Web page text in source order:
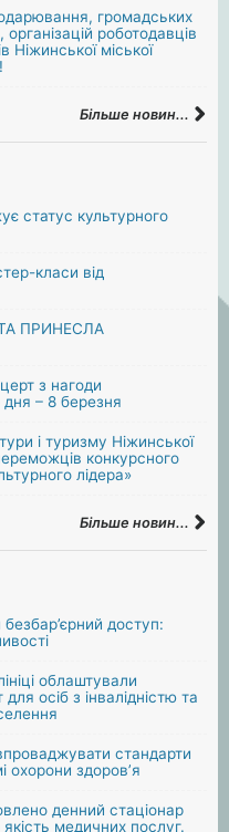
громадських
організацій роботодавців
Ніжинської міської
Більше новин...
статус культурного
класи від
ПРИНЕСЛА
з нагоди
– 8 березня
і туризму Ніжинської
конкурсного
лідера»
Більше новин...
доступ:
облаштували
осіб з інвалідністю та
стандарти
охорони здоров’я
денний стаціонар
якість медичних послуг.